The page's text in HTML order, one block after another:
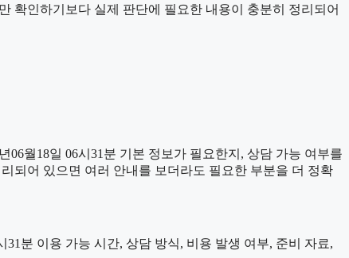
확인하기보다 실제 판단에 필요한 내용이 충분히 정리되어
월18일 06시31분 기본 정보가 필요한지, 상담 가능 여부를
되어 있으면 여러 안내를 보더라도 필요한 부분을 더 정확
분 이용 가능 시간, 상담 방식, 비용 발생 여부, 준비 자료,